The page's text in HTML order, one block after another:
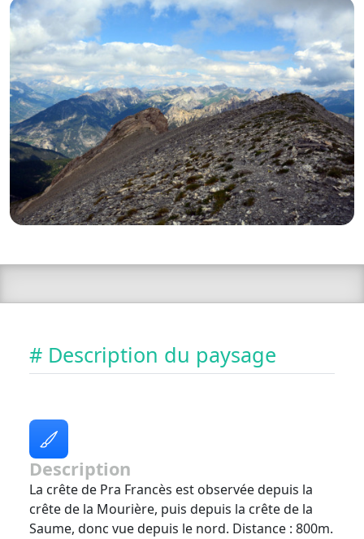
# Description du paysage
Description
La crête de Pra Francès est observée depuis la
crête de la Mourière, puis depuis la crête de la
Saume, donc vue depuis le nord. Distance : 800m.